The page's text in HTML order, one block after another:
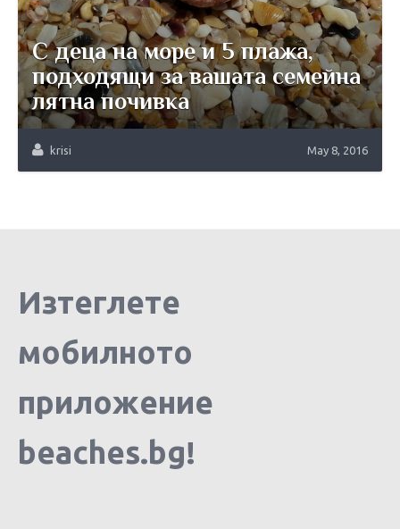
С деца на море и 5 плажа,
подходящи за вашата семейна
лятна почивка
krisi May 8, 2016
Изтеглете
мобилното
приложение
beaches.bg!